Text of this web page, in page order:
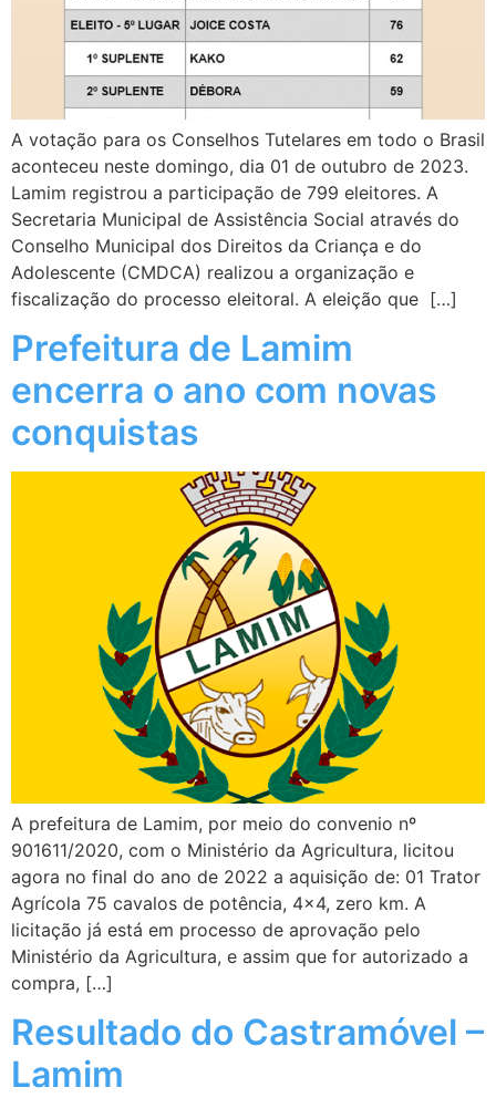
A votação para os Conselhos Tutelares em todo o Brasil
aconteceu neste domingo, dia 01 de outubro de 2023.
Lamim registrou a participação de 799 eleitores. A
Secretaria Municipal de Assistência Social através do
Conselho Municipal dos Direitos da Criança e do
Adolescente (CMDCA) realizou a organização e
fiscalização do processo eleitoral. A eleição que […]
Prefeitura de Lamim
encerra o ano com novas
conquistas
A prefeitura de Lamim, por meio do convenio nº
901611/2020, com o Ministério da Agricultura, licitou
agora no final do ano de 2022 a aquisição de: 01 Trator
Agrícola 75 cavalos de potência, 4×4, zero km. A
licitação já está em processo de aprovação pelo
Ministério da Agricultura, e assim que for autorizado a
compra, […]
Resultado do Castramóvel –
Lamim